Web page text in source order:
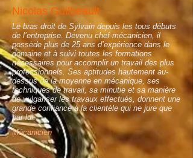
Nicolas Guilbeault
Le bras droit de Sylvain depuis les tous débuts
de l’entreprise. Devenu chef-mécanicien, il
possède plus de 25 ans d’expérience dans le
domaine et à suivi toutes les formations
nécessaires pour accomplir un travail des plus
professionnels. Ses aptitudes hautement au-
dessus de la moyenne en mécanique, ses
techniques de travail, sa minutie et sa manière
de vulgariser les travaux effectués, donnent une
grande confiance à la clientèle qui ne jure que
par lui.
Mécanicien